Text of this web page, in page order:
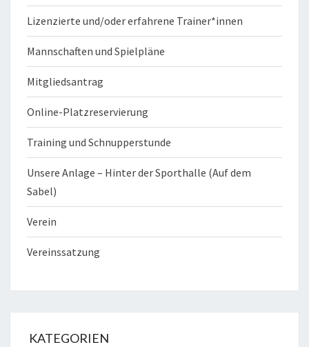
Lizenzierte und/oder erfahrene Trainer*innen
Mannschaften und Spielpläne
Mitgliedsantrag
Online-Platzreservierung
Training und Schnupperstunde
Unsere Anlage – Hinter der Sporthalle (Auf dem
Sabel)
Verein
Vereinssatzung
KATEGORIEN